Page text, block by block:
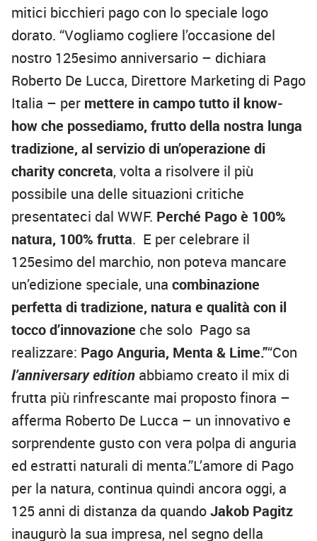
mitici bicchieri pago con lo speciale logo
dorato. “Vogliamo cogliere l’occasione del
nostro 125esimo anniversario – dichiara
Roberto De Lucca, Direttore Marketing di Pago
Italia – per mettere in campo tutto il know-
how che possediamo, frutto della nostra lunga
tradizione, al servizio di un’operazione di
charity concreta, volta a risolvere il più
possibile una delle situazioni critiche
presentateci dal WWF. Perché Pago è 100%
natura, 100% frutta. E per celebrare il
125esimo del marchio, non poteva mancare
un’edizione speciale, una combinazione
perfetta di tradizione, natura e qualità con il
tocco d’innovazione che solo Pago sa
realizzare: Pago Anguria, Menta & Lime.”“Con
l’anniversary edition abbiamo creato il mix di
frutta più rinfrescante mai proposto finora –
afferma Roberto De Lucca – un innovativo e
sorprendente gusto con vera polpa di anguria
ed estratti naturali di menta.”L’amore di Pago
per la natura, continua quindi ancora oggi, a
125 anni di distanza da quandoJakob Pagitz
inaugurò la sua impresa, nel segno della